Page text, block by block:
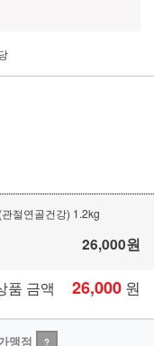
절연골건강) 1.2kg
26,000원
품 금액 26,000 원
맹점 ?